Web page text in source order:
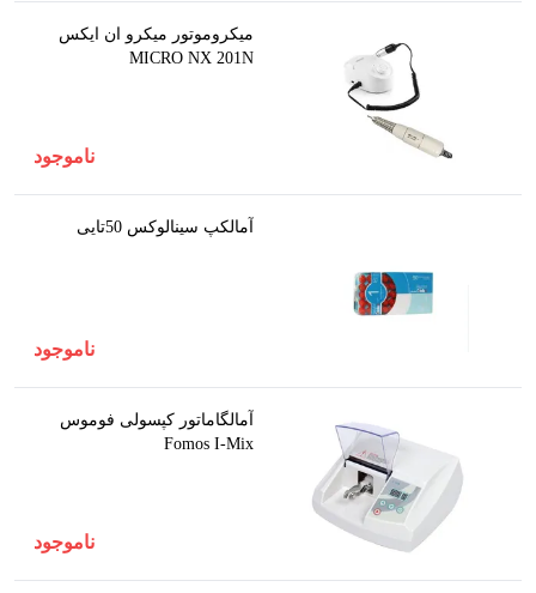
میکروموتور میکرو ان ایکس
MICRO NX 201N
ناموجود
آمالکپ سینالوکس 50تایی
ناموجود
آمالگاماتور کپسولی فوموس
Fomos I-Mix
ناموجود